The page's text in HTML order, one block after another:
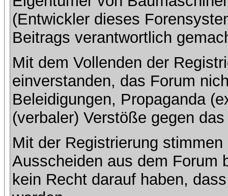
(Entwickler dieses
Beitrags verantwortlich
Mit dem Vollenden der
einverstanden, das Forum
Beleidigungen, Propaganda
(verbaler) Verstöße gegen
Mit der Registrierung
Ausscheiden aus dem Forum
kein Recht darauf haben,